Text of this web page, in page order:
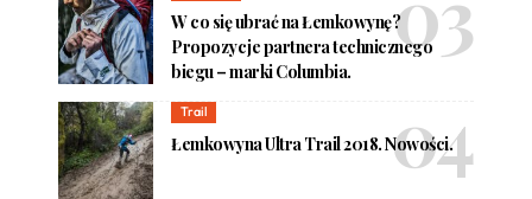
W co się ubrać na Łemkowynę?
Propozycje partnera technicznego
biegu – marki Columbia.
Trail
Łemkowyna Ultra Trail 2018. Nowości.